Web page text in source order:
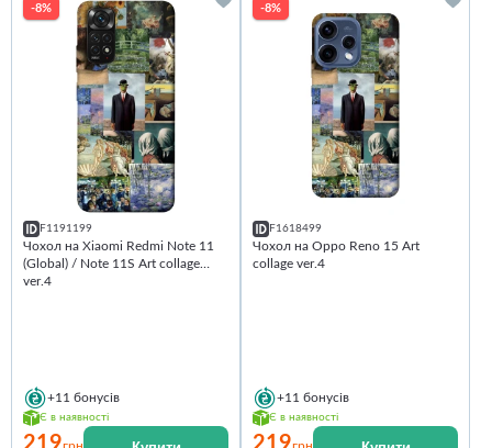
-8%
F1191199
Чохол на Xiaomi Redmi Note 11
(Global) / Note 11S Art collage
ver.4
+11 бонусів
Є в наявності
219
-8%
F1618499
Чохол на Oppo Reno 15 Art
collage ver.4
+11 бонусів
Є в наявності
219